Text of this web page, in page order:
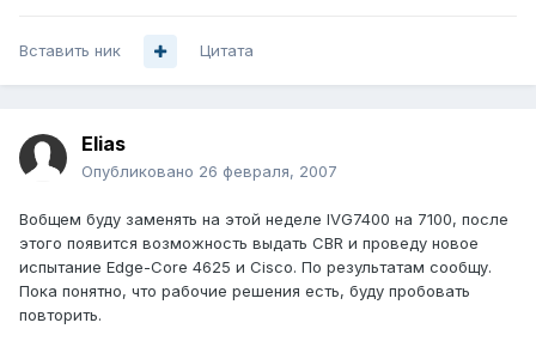
Вставить ник Цитата
Elias
Опубликовано 26 февраля, 2007
Вобщем буду заменять на этой неделе IVG7400 на 7100, после
этого появится возможность выдать CBR и проведу новое
испытание Edge-Core 4625 и Cisco. По результатам сообщу.
Пока понятно, что рабочие решения есть, буду пробовать
повторить.